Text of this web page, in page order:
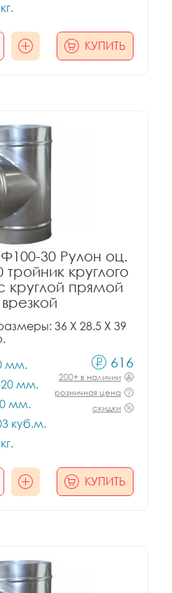
КУПИТЬ
30 Рулон оц.
тройник круглого
круглой прямой
врезкой
36 X 28.5 X 39
мм.
мм.
мм.
куб.м.
616
200+ в наличии
розничная цена
скидки
КУПИТЬ